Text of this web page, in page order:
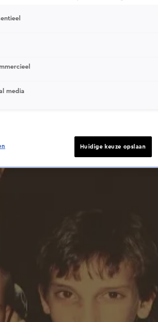
media
Huidige keuze opslaan